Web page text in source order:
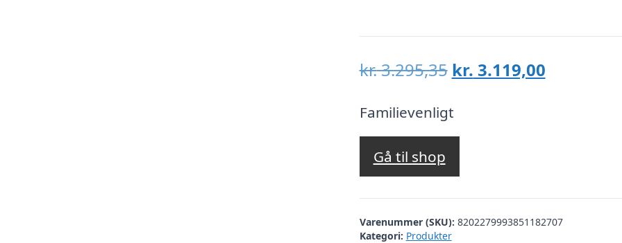
kr.3.295,35 Den
pris
var:
kr. 3.119,00Den
Familievenligt
Gå til shop
Varenummer (SKU): 8202279993851182707
Kategori: Produkter